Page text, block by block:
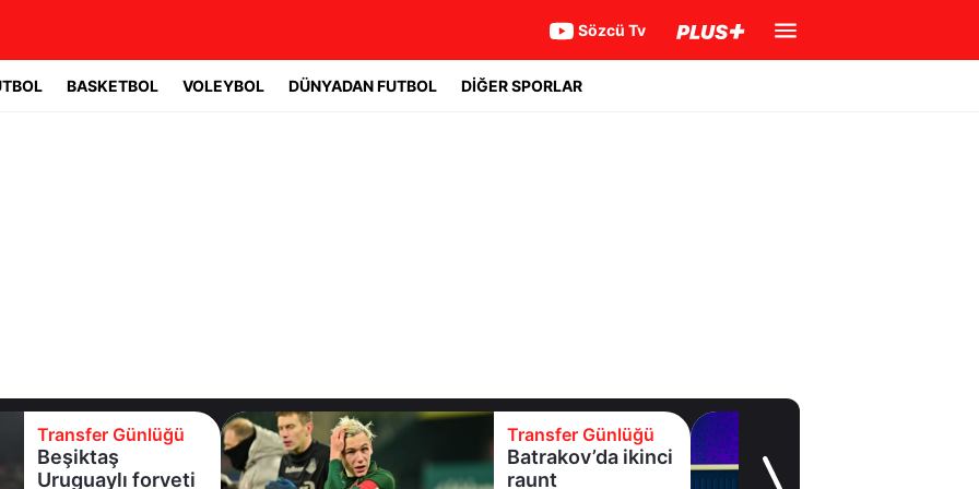
Sözcü Tv
BASKETBOL VOLEYBOL DÜNYADAN FUTBOL DİĞER SPORLAR
Günlüğü
forveti
Transfer Günlüğü
Batrakov’da ikinci
raunt